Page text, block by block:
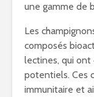
une gamme de
Les
composés
lectines, qui
potentiels. Ces
immunitaire et